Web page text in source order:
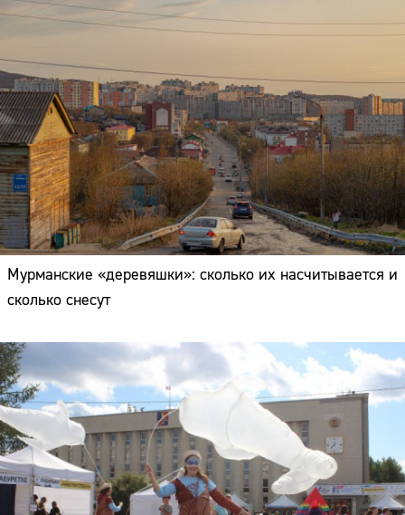
Мурманские «деревяшки»: сколько их насчитывается и
сколько снесут